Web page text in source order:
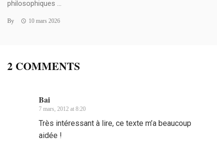
philosophiques ...
By 10 mars 2026
2 COMMENTS
Bai
7 mars, 2012 at 8:20
Très intéressant à lire, ce texte m’a beaucoup
aidée !